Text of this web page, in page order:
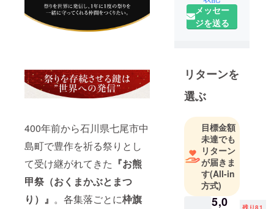
400年前から石川県七尾市中
島町で豊作を祈る祭りとし
て受け継がれてきた 『お熊
甲祭（おくまかぶとまつ
り） 』 。各集落ごとに枠旗
メッセー
ジを送る
リターンを
選ぶ
目標金額
未達でも
リターン
が届きま
す(All-in
方式)
5,0 残り81